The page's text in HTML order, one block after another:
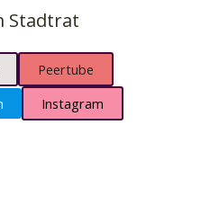
Stadtrat
Peertube
Instagram